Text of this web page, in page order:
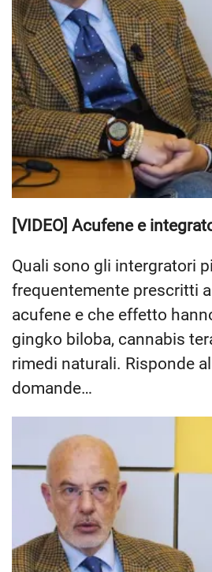
[VIDEO] Acufene e
Quali sono gli intergratori
frequentemente prescritti
acufene e che effetto
gingko biloba, cannabis
rimedi naturali. Risponde
domande…